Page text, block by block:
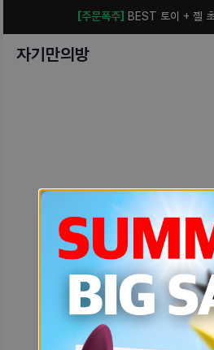
[주문폭주] BEST 토이 + 젤
자기만의방
예상치 못한